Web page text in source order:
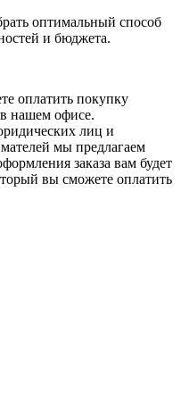
оптимальный способ
и бюджета.
оплатить покупку
нашем офисе.
лиц и
мы предлагаем
заказа вам будет
вы сможете оплатить